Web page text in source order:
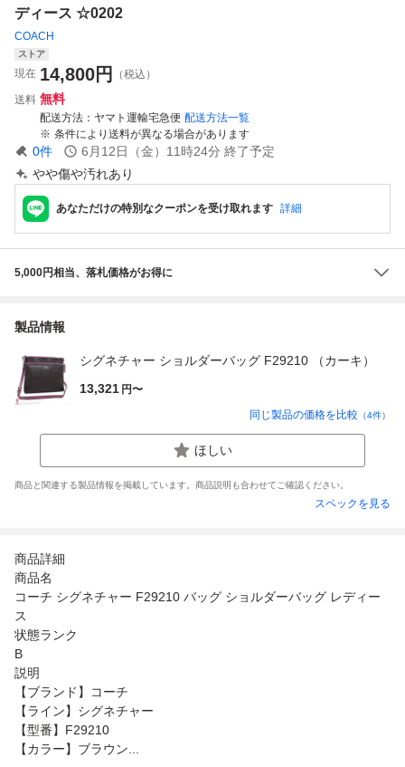
ディース ☆0202
COACH
ストア
現在 14,800円
（税込）
送料 無料
配送方法 ヤマト運輸宅急便 配送方法一覧
条件により送料が異なる場合があります
0件 6月12日（金）11時24分 終了予定
やや傷や汚れあり
あなただけの特別なクーポンを受け取れます 詳細
5,000円相当、落札価格がお得に
製品情報
シグネチャー ショルダーバッグ F29210 （カーキ）
13,321 円〜
同じ製品の価格を比較 （4件）
ほしい
商品と関連する製品情報を掲載しています。商品説明も合わせてご確認ください。
スペックを見る
商品詳細
商品名
コーチ シグネチャー F29210 バッグ ショルダーバッグ レディー
ス
状態ランク
B
説明
【ブランド】コーチ
【ライン】シグネチャー
【型番】F29210
【カラー】ブラウン...